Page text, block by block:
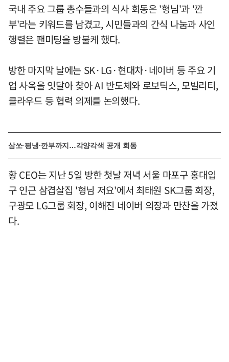
국내 주요 그룹 총수들과의 식사 회동은 '형님'과 '깐
부'라는 키워드를 남겼고, 시민들과의 간식 나눔과 사인
행렬은 팬미팅을 방불케 했다.
방한 마지막 날에는 SK·LG·현대차·네이버 등 주요 기
업 사옥을 잇달아 찾아 AI 반도체와 로보틱스, 모빌리티,
클라우드 등 협력 의제를 논의했다.
삼쏘·평냉·깐부까지…각양각색 공개 회동
황 CEO는 지난 5일 방한 첫날 저녁 서울 마포구 홍대입
구 인근 삼겹살집 '형님 저요'에서 최태원 SK그룹 회장,
구광모 LG그룹 회장, 이해진 네이버 의장과 만찬을 가졌
다.